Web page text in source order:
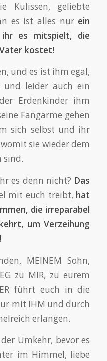
Kulissen, geliebte
es ist alles nurein
ihr es mitspielt, die
kostet!
und es ist ihm egal,
leider auch ein
Erdenkinder ihm
Fangarme gehen
sich selbst und ihr
sie wieder dem
sind.
es denn nicht? Das
mit euch treibt, hat
die irreparabel
um Verzeihung
MEINEM Sohn,
zu MIR, zu eurem
führt euch in die
mit IHM und durch
erlangen.
Umkehr, bevor es
im Himmel, liebe